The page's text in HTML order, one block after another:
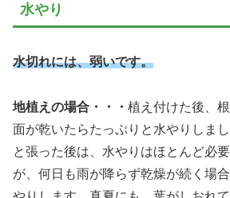
水やり
水切れには、弱いです。
地植えの場合・・・ 植え付けた後、
面が乾いたらたっぷりと水やりしま
と張った後は、水やりはほとんど必
が、何日も雨が降らず乾燥が続く場